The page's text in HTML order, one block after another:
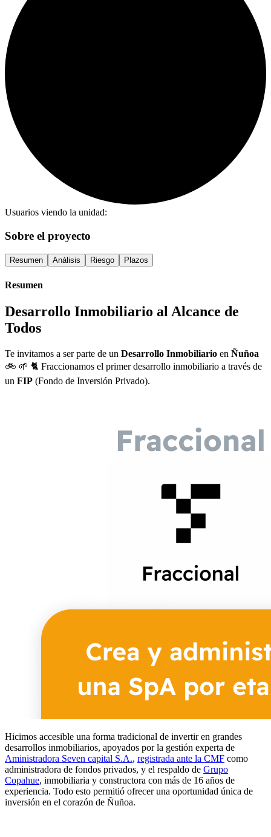
Usuarios viendo la unidad:
Sobre el proyecto
Resumen Análisis Riesgo Plazos
Resumen
Desarrollo Inmobiliario al Alcance de
Todos
Te invitamos a ser parte de un Desarrollo Inmobiliario en Ñuñoa
🚲 🌱 🐈 Fraccionamos el primer desarrollo inmobiliario a través de
un FIP (Fondo de Inversión Privado).
Hicimos accesible una forma tradicional de invertir en grandes
desarrollos inmobiliarios, apoyados por la gestión experta de
Aministradora Seven capital S.A., registrada ante la CMF como
administradora de fondos privados, y el respaldo de Grupo
Copahue, inmobiliaria y constructora con más de 16 años de
experiencia. Todo esto permitió ofrecer una oportunidad única de
inversión en el corazón de Ñuñoa.